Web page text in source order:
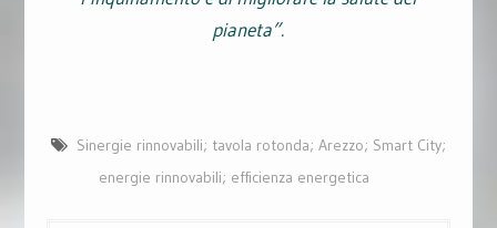
pianeta”.
Sinergie rinnovabili; tavola rotonda; Arezzo; Smart City;
energie rinnovabili; efficienza energetica